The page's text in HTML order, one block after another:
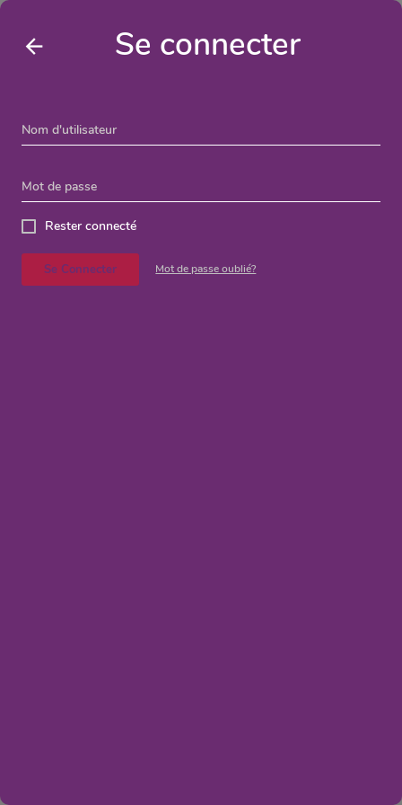
Se connecter
Nom d'utilisateur
Mot de passe
Rester connecté
Se Connecter Mot de passe oublié?